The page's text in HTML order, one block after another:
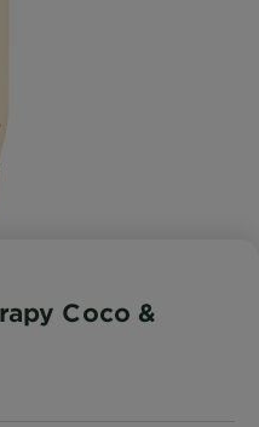
Coco &